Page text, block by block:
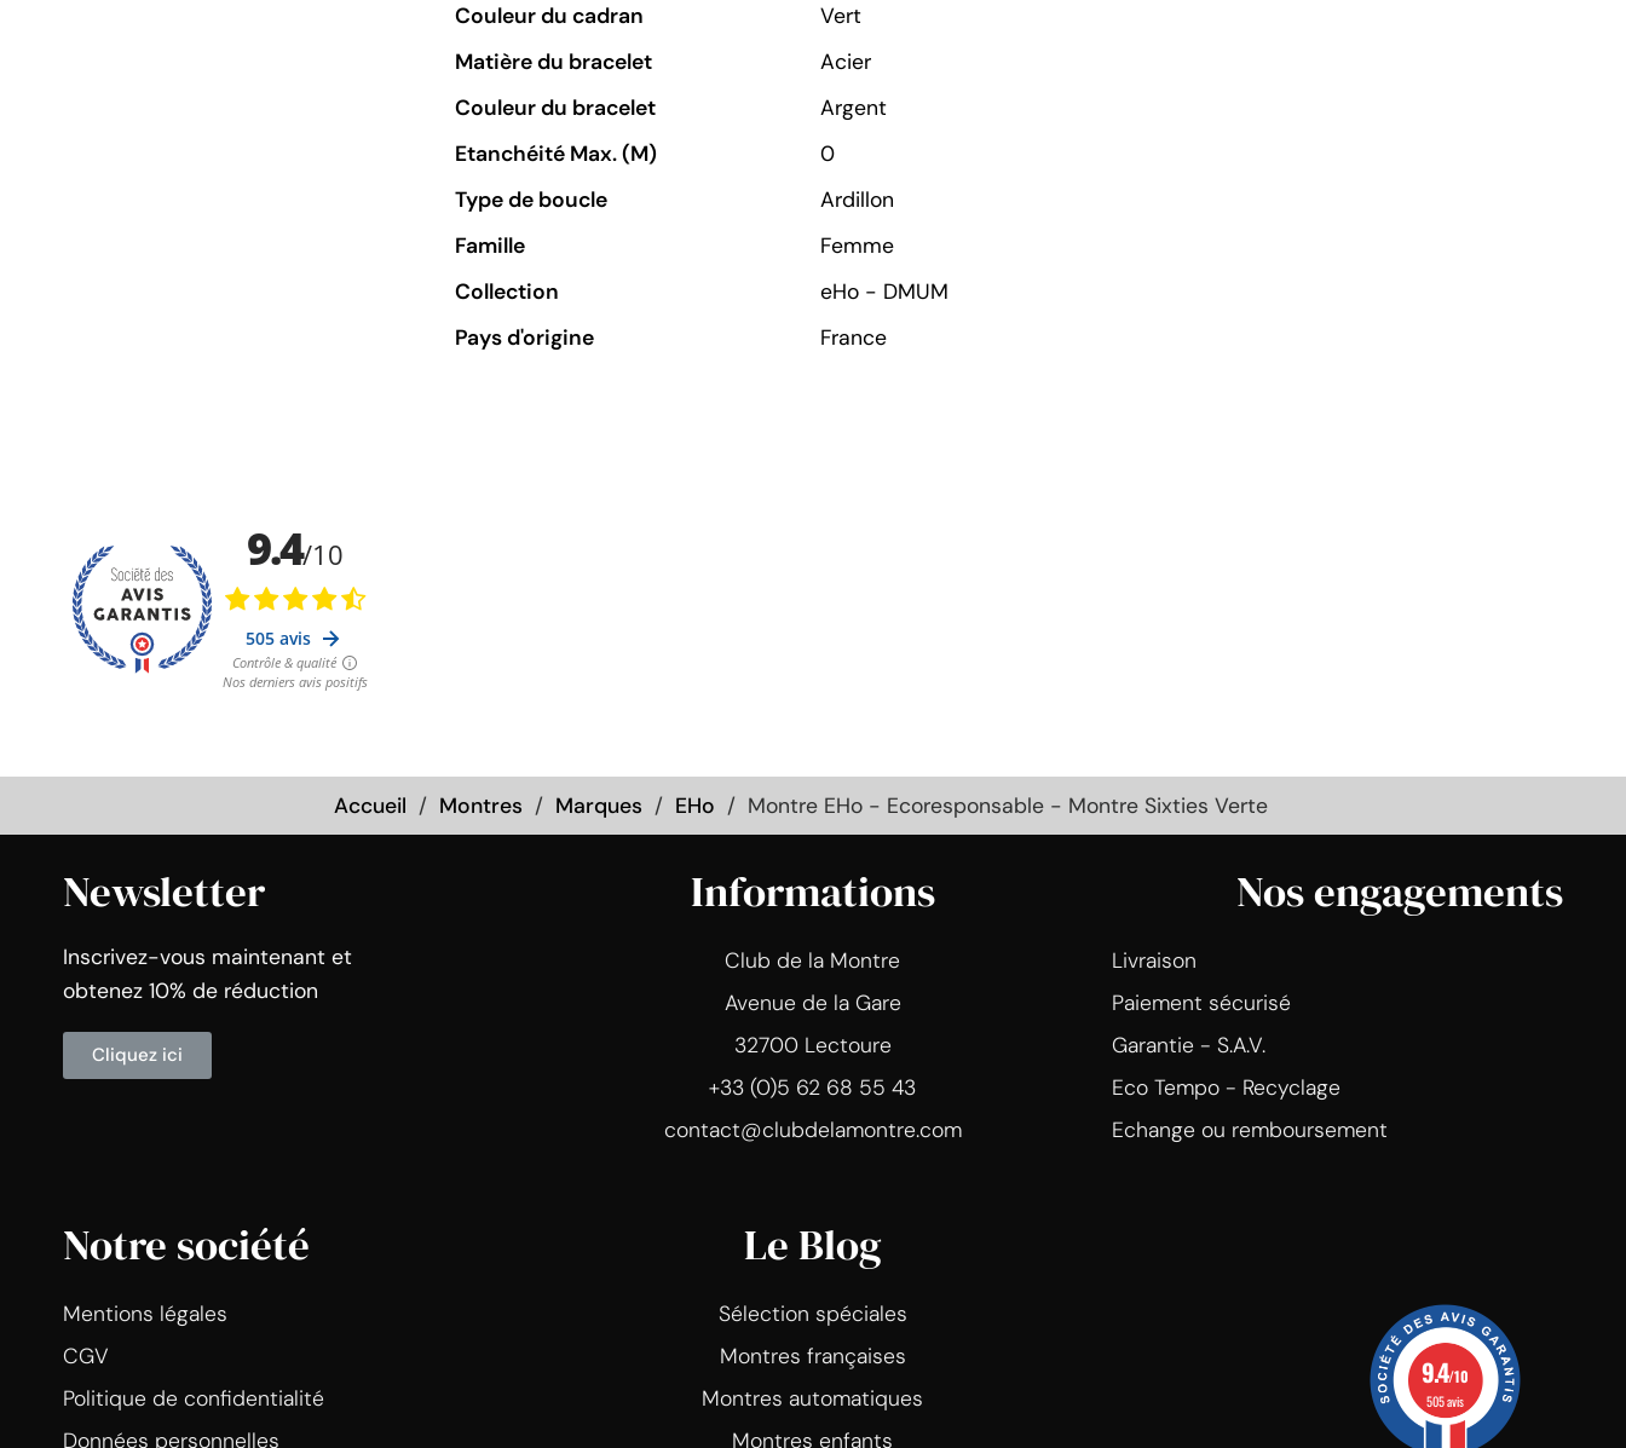
Couleur du cadran
Vert
Matière du bracelet
Acier
Couleur du bracelet
Argent
Etanchéité Max. (M)
0
Type de boucle
Ardillon
Famille
Femme
Collection
eHo - DMUM
Pays d'origine
France
Accueil Montres Marques EHo Montre EHo - Ecoresponsable - Montre Sixties Verte
Newsletter
Inscrivez-vous maintenant et
obtenez 10% de réduction
Cliquez ici
Informations
Club de la Montre
Avenue de la Gare
32700 Lectoure
+33 (0)5 62 68 55 43
contact@clubdelamontre.com
Nos engagements
Livraison
Paiement sécurisé
Garantie - S.A.V.
Eco Tempo - Recyclage
Echange ou remboursement
Notre société
Mentions légales
CGV
Politique de confidentialité
Données personnelles
Le Blog
Sélection spéciales
Montres françaises
Montres automatiques
Montres enfants
9.4/10
505 avis